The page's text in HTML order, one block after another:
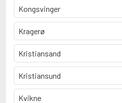
Kongsvinger
Kragerø
Kristiansand
Kristiansund
Kvikne